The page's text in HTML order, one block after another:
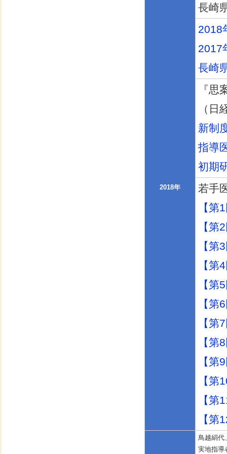
2018年
長崎
2018
2017
長崎
『
（
新制
指導
初期
若手
【
【
【
【
【
【
【
【
【
【
【
【
鳥越絹代
実地指導